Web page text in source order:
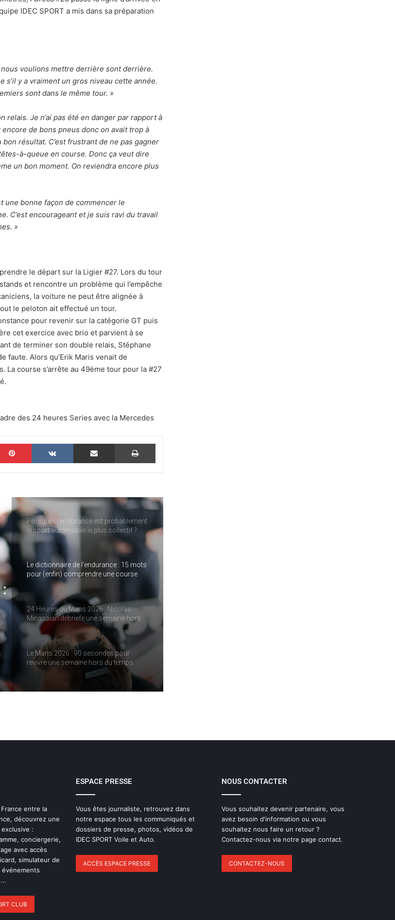
IDEC SPORT a mis dans sa préparation
voulions mettre derrière sont derrière.
s’il y a vraiment un gros niveau cette année.
sont dans le même tour. »
relais. Je n’ai pas été en danger par rapport à
de bons pneus donc on avait trop à
résultat. C’est frustrant de ne pas gagner
à-queue en course. Donc ça veut dire
un bon moment. On reviendra encore plus
une bonne façon de commencer le
C’est encourageant et je suis ravi du travail
»
le départ sur la Ligier #27. Lors du tour
et rencontre un problème qui l’empêche
la voiture ne peut être alignée à
le peloton ait effectué un tour.
pour revenir sur la catégorie GT puis
cet exercice avec brio et parvient à se
de terminer son double relais, Stéphane
faute. Alors qu’Erik Maris venait de
course s’arrête au 49ème tour pour la #27
des 24 heures Series avec la Mercedes
Pinterest VKontakte Partager par email Imprimer
Le dictionnaire de l’endurance : 15 mots
pour (enfin) comprendre une course
d’European Le Mans Series
24 Heures du Mans 2026 : Nicolas
Minassian débriefe une semaine hors
passion, inspirer une vocation
Pourquoi l’endurance est probablement
le sport automobile le plus collectif ?
Le dictionnaire de l’endurance : 15 mots
pour (enfin) comprendre une course
d’European Le Mans Series
24 Heures du Mans 2026 : Nicolas
Minassian débriefe une semaine hors
norme
Le Mans 2026 : 90 secondes pour
revivre une semaine hors du temps
ELMS : une quatrième place pour IDEC
Pourquoi l’endurance est probablement
le sport automobile le plus collectif ?
Le dictionnaire de l’endurance : 15 mots
pour (enfin) comprendre une course
d’European Le Mans Series
24 Heures du Mans 2026 : Nicolas
entre la
découvrez une
:
conciergerie,
avec accès
simulateur de
CLUB
ESPACE PRESSE
Vous êtes journaliste, retrouvez dans
notre espace tous les communiqués et
dossiers de presse, photos, vidéos de
IDEC SPORT Voile et Auto.
ACCÈS ESPACE PRESSE
NOUS CONTACTER
Vous souhaitez devenir partenaire, vous
avez besoin d'information ou vous
souhaitez nous faire un retour ?
Contactez-nous via notre page contact.
CONTACTEZ-NOUS